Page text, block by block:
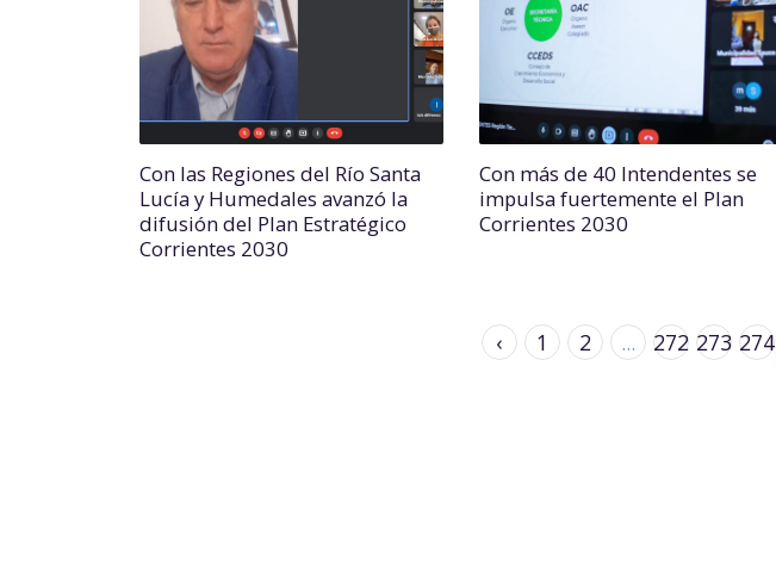
Con las Regiones del Río Santa
Lucía y Humedales avanzó la
difusión del Plan Estratégico
Corrientes 2030
Con más de 40 Intendentes se
impulsa fuertemente el Plan
Corrientes 2030
‹ 1 2 ... 272 273 274